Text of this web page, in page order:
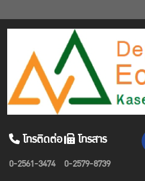
โทรติดต่อ
0-2561-3474
โทรสาร
0-2579-8739